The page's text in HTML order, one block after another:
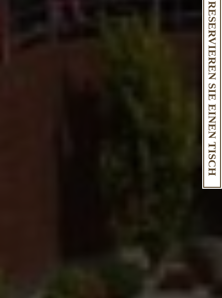
RESERVIEREN SIE EINEN TISCH